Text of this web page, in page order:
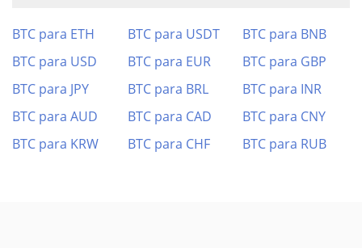
BTC para ETH BTC para USDT
BTC para BNB
BTC para USD
BTC para EUR
BTC para GBP
BTC para JPY
BTC para BRL
BTC para INR
BTC para AUD
BTC para CAD
BTC para CNY
BTC para KRW
BTC para CHF BTC para RUB